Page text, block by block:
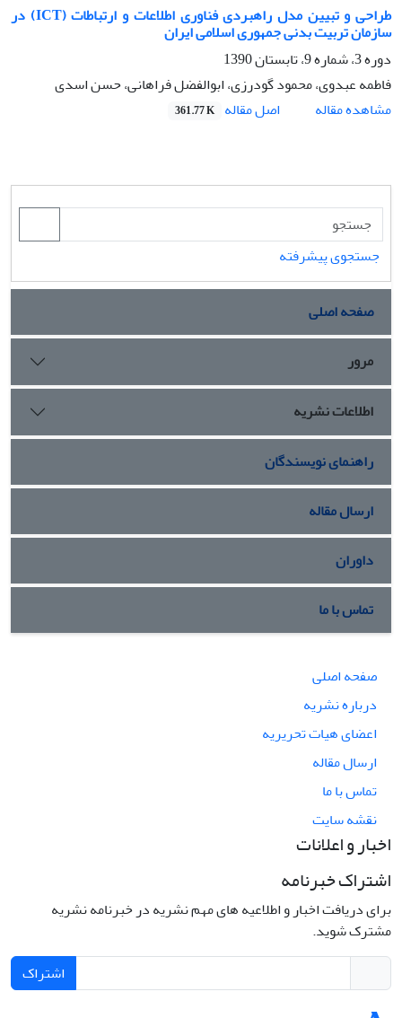
طراحی و تبیین مدل راهبردی فناوری اطلاعات و ارتباطات (ICT) در
سازمان تربیت بدنی جمهوری اسلامی ایران
دوره 3، شماره 9، تابستان 1390
فاطمه عبدوی، محمود گودرزی، ابوالفضل فراهانی، حسن اسدی
مشاهده مقاله
اصل مقاله 361.77 K
جستجوی پیشرفته
صفحه اصلی
مرور
اطلاعات نشریه
راهنمای نویسندگان
ارسال مقاله
داوران
تماس با ما
صفحه اصلی
درباره نشریه
اعضای هیات تحریریه
ارسال مقاله
تماس با ما
نقشه سایت
اخبار و اعلانات
اشتراک خبرنامه
برای دریافت اخبار و اطلاعیه های مهم نشریه در خبرنامه نشریه
مشترک شوید.
اشتراک